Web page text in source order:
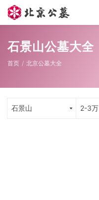
石景山公墓大全
首页 北京公墓大全
石景山 2-3万